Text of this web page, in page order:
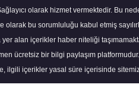
olarak hizmet vermektedir. Bu
bu sorumluluğu kabul etmiş
yer alan içerikler haber niteliği
ücretsiz bir bilgi paylaşım
ilgili içerikler yasal süre içerisinde